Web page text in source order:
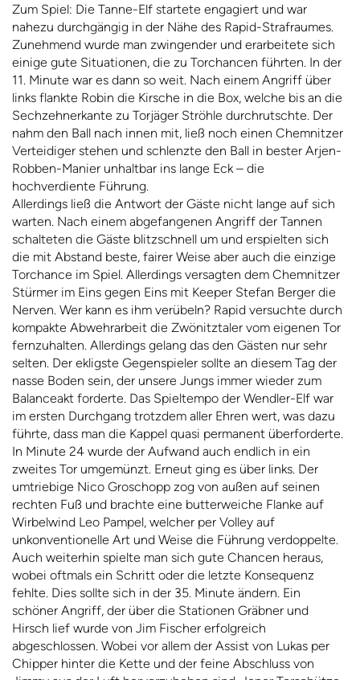
Zum Spiel: Die Tanne-Elf startete engagiert und war
nahezu durchgängig in der Nähe des Rapid-Strafraumes.
Zunehmend wurde man zwingender und erarbeitete sich
einige gute Situationen, die zu Torchancen führten. In der
11. Minute war es dann so weit. Nach einem Angriff über
links flankte Robin die Kirsche in die Box, welche bis an die
Sechzehnerkante zu Torjäger Ströhle durchrutschte. Der
nahm den Ball nach innen mit, ließ noch einen Chemnitzer
Verteidiger stehen und schlenzte den Ball in bester Arjen-
Robben-Manier unhaltbar ins lange Eck – die
hochverdiente Führung.
Allerdings ließ die Antwort der Gäste nicht lange auf sich
warten. Nach einem abgefangenen Angriff der Tannen
schalteten die Gäste blitzschnell um und erspielten sich
die mit Abstand beste, fairer Weise aber auch die einzige
Torchance im Spiel. Allerdings versagten dem Chemnitzer
Stürmer im Eins gegen Eins mit Keeper Stefan Berger die
Nerven. Wer kann es ihm verübeln? Rapid versuchte durch
kompakte Abwehrarbeit die Zwönitztaler vom eigenen Tor
fernzuhalten. Allerdings gelang das den Gästen nur sehr
selten. Der ekligste Gegenspieler sollte an diesem Tag der
nasse Boden sein, der unsere Jungs immer wieder zum
Balanceakt forderte. Das Spieltempo der Wendler-Elf war
im ersten Durchgang trotzdem aller Ehren wert, was dazu
führte, dass man die Kappel quasi permanent überforderte.
In Minute 24 wurde der Aufwand auch endlich in ein
zweites Tor umgemünzt. Erneut ging es über links. Der
umtriebige Nico Groschopp zog von außen auf seinen
rechten Fuß und brachte eine butterweiche Flanke auf
Wirbelwind Leo Pampel, welcher per Volley auf
unkonventionelle Art und Weise die Führung verdoppelte.
Auch weiterhin spielte man sich gute Chancen heraus,
wobei oftmals ein Schritt oder die letzte Konsequenz
fehlte. Dies sollte sich in der 35. Minute ändern. Ein
schöner Angriff, der über die Stationen Gräbner und
Hirsch lief wurde von Jim Fischer erfolgreich
abgeschlossen. Wobei vor allem der Assist von Lukas per
Chipper hinter die Kette und der feine Abschluss von